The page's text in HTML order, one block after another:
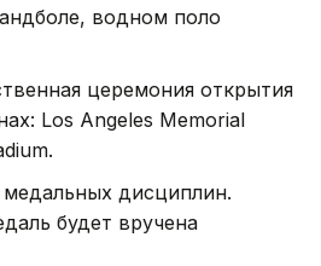
водном поло
церемония открытия
Los Angeles Memorial
дисциплин.
будет вручена